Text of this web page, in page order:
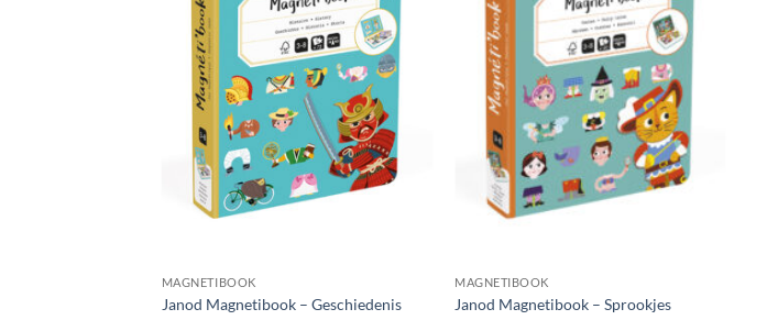
MAGNETIBOOK
Janod Magnetibook – Geschiedenis
MAGNETIBOOK
Janod Magnetibook – Sprookjes